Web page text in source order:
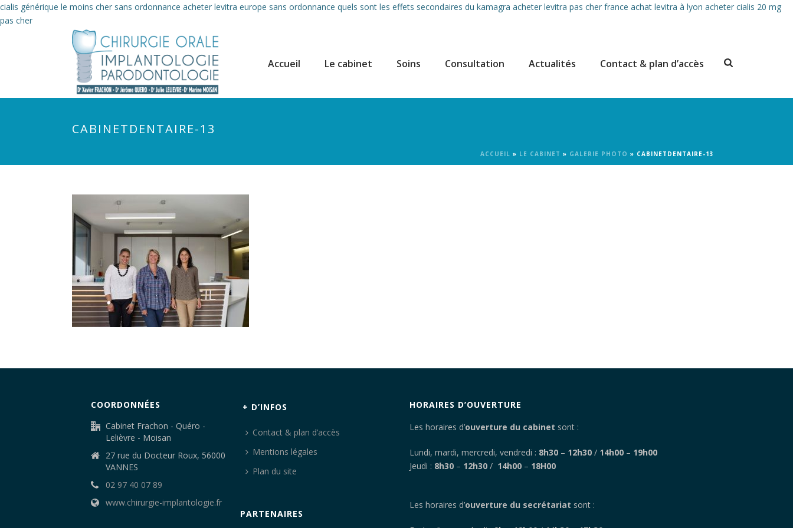
cialis générique le moins cher sans ordonnance acheter levitra europe sans ordonnance quels sont les effets secondaires du kamagra acheter levitra pas cher france achat levitra à lyon acheter cialis 20 mg
pas cher
Accueil Le cabinet Soins Consultation Actualités Contact & plan d’accès
CABINETDENTAIRE-13
ACCUEIL » LE CABINET » GALERIE PHOTO » CABINETDENTAIRE-13
COORDONNÉES
Cabinet Frachon - Quéro -
Lelièvre - Moisan
27 rue du Docteur Roux, 56000
VANNES
02 97 40 07 89
www.chirurgie-implantologie.fr
+ D’INFOS
Contact & plan d’accès
Mentions légales
Plan du site
PARTENAIRES
HORAIRES D’OUVERTURE
Les horaires d’ouverture du cabinet sont :
Lundi, mardi, mercredi, vendredi : 8h30 – 12h30 / 14h00 – 19h00
Jeudi : 8h30 – 12h30 / 14h00 – 18H00
Les horaires d’ouverture du secrétariat sont :